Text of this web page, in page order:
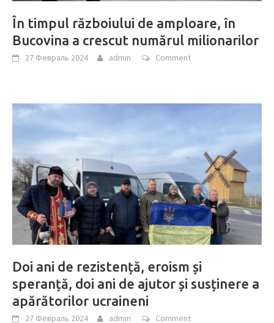
În timpul războiului de amploare, în
Bucovina a crescut numărul milionarilor
27 Февраль 2024 admin Comment
Doi ani de rezistență, eroism și
speranță, doi ani de ajutor și susținere a
apărătorilor ucraineni
27 Февраль 2024 admin Comment